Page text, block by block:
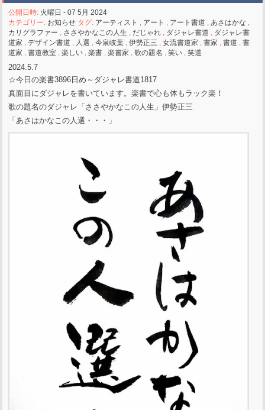
公開日時: 火曜日 - 07 5月 2024
カテゴリー: お知らせ タグ: アーティスト アート アート書道 あさはかな
カリグラファー
ささやかなこの人生 だじゃれ ダジャレ書道
ダジャレ書
道家
,デザイン書道 人選 ,今泉岐葉 ,伊勢正三 ,女流書道家 ,書家 ,書道 ,書
道家
,書道教室 ,楽しい ,楽書 ,楽書家 ,歌の題名 ,笑い ,笑道
2024.5.7
☆今日の楽書3896日め～ダジャレ書道1817
真面目にダジャレを書いています。楽書で心も体もラック楽！
歌の題名のダジャレ「ささやかなこの人生」伊勢正三
「あさはかなこの人選・・・」